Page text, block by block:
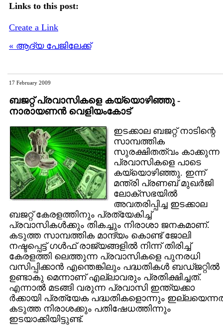
Links to this post:
Create a Link
« ആദ്യ പേജിലേക്ക്
17 February 2009
ബജറ്റ്‌ പ്രവാസികളെ കയ്യൊഴിഞ്ഞു -
നാരായണന്‍ വെളിയം‌കോട്
ഇടക്കാല ബജറ്റ്‌ നാടിന്റെ
സാമ്പത്തിക
സുരക്ഷിതത്വം കാക്കുന്ന
പ്രവാസികളെ പാടെ
കയ്യൊഴിഞ്ഞു. ഇന്ന്
മന്ത്രി പ്രണബ് മുഖര്‍ജി
ലോക്സഭയില്‍
അവതരിപ്പിച്ച ഇടക്കാല
ബജറ്റ് കേരളത്തിനും പ്രത്യേകിച്ച്
പ്രവാസികള്‍ക്കും തികച്ചും നിരാശാ ജനകമാണ്.
കടുത്ത സാമ്പത്തിക മാന്ദ്യം കൊണ്ട് ജോലി
നഷ്ടപ്പെട്ട് ഗള്‍ഫ് രാജ്യങ്ങളില്‍ നിന്ന് തിരിച്ച്
കേരളത്തി ലെത്തുന്ന പ്രവാസികളെ പുനരധി
വസിപ്പിക്കാന്‍ എന്തെങ്കിലും പദ്ധതികള്‍ ബഡ്‌ജറ്റില്‍
ഉണ്ടാകു മെന്നാണ് എല്ലാവരും പ്രതിക്ഷിച്ചത്.
എന്നാല്‍ മടങ്ങി വരുന്ന പ്രവാസി ഇന്ത്യക്കാ
ര്‍ക്കായി പ്രത്യേക പദ്ധതികളൊന്നും
കടുത്ത നിരാശക്കും പതിഷേധത്തിന്നും
ഇടയാക്കിയിട്ടുണ്ട്.